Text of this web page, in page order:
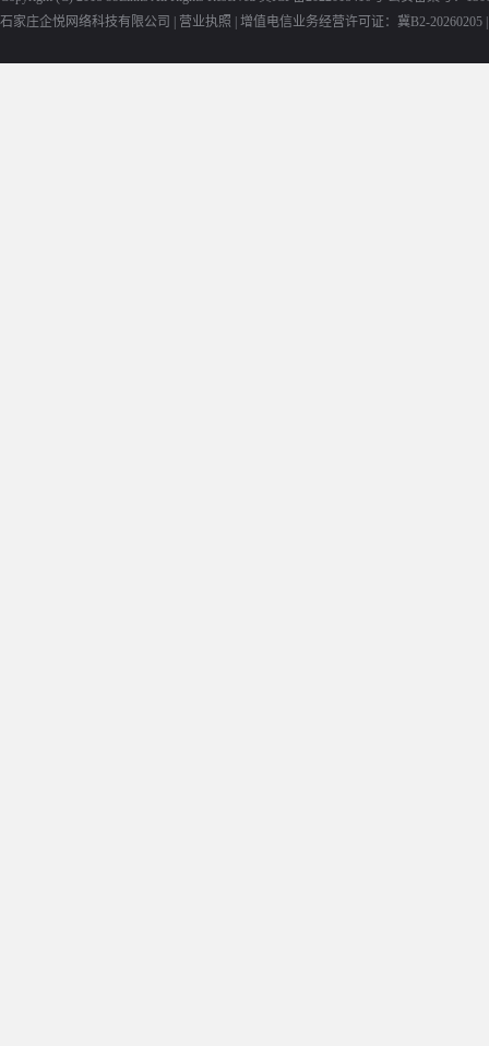
石家庄企悦网络科技有限公司 | 营业执照 增值电信业务经营许可证：冀B2-20260205